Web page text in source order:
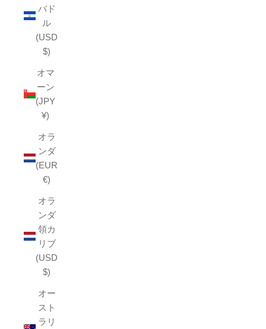
バド
ル
(USD
$)
オマ
ーン
(JPY
¥)
オラ
ンダ
(EUR
€)
オラ
ンダ
領カ
リブ
(USD
$)
オー
スト
ラリ